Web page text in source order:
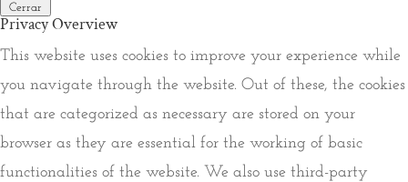
Cerrar
Privacy Overview
This website uses cookies to improve your experience while
you navigate through the website. Out of these, the cookies
that are categorized as necessary are stored on your
browser as they are essential for the working of basic
functionalities of the website. We also use third-party